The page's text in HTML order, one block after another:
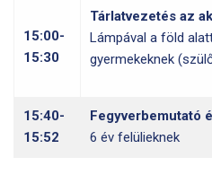
15:00-
15:30
Tárlatvezetés az
Lámpával a föld
gyermekeknek
15:40-
15:52
Fegyverbemutató
6 év felülieknek